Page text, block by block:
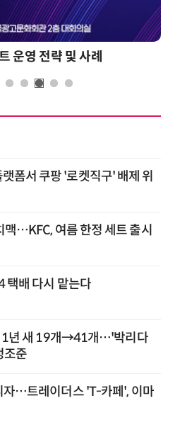
운영 전략 및 사례
폼서 쿠팡 '로켓직구' 배제 위
…KFC, 여름 한정 세트 출시
택배 다시 맡는다
1년 새 19개→41개…'박리다
조준
…트레이더스 'T-카페', 이마